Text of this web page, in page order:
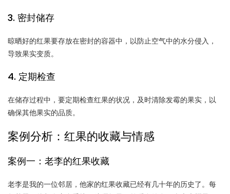
3. 密封储存
晾晒好的红果要存放在密封的容器中，以防止空气中的水分侵入，
导致果实变质。
4. 定期检查
在储存过程中，要定期检查红果的状况，及时清除发霉的果实，以
确保其他果实的品质。
案例分析：红果的收藏与情感
案例一：老李的红果收藏
老李是我的一位邻居，他家的红果收藏已经有几十年的历史了。每